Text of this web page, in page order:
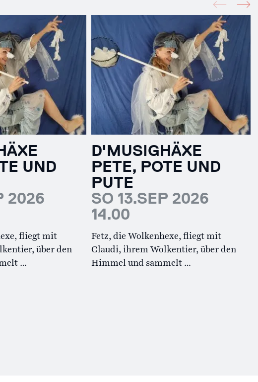
UND
2026
fliegt mit
über den
…
D'MUSIGHÄXE
PETE, POTE UND
PUTE
SO 13.SEP 2026
14.00
Fetz, die Wolkenhexe, fliegt mit
Claudi, ihrem Wolkentier, über den
Himmel und sammelt …